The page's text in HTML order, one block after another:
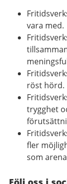
vara med.
röst hörd.
trygghet
fler
som arena